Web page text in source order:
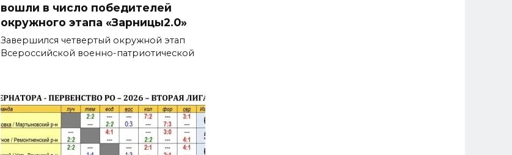
вошли в число победителей
окружного этапа «Зарницы2.0»
Завершился четвертый окружной этап
Всероссийской военно-патриотической